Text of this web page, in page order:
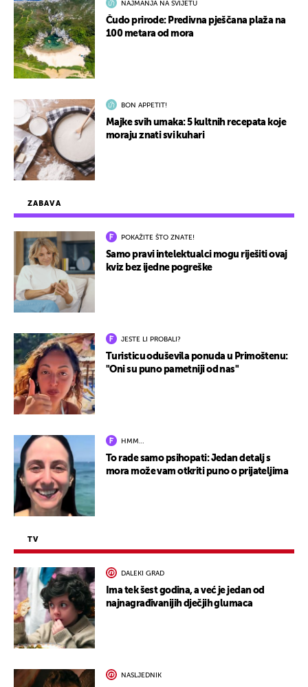
ZABAVA
POKAŽITE ŠTO ZNATE!
Samo pravi intelektualci mogu riješiti ovaj
kviz bez ijedne pogreške
JESTE LI PROBALI?
Turisticu oduševila ponuda u Primoštenu:
"Oni su puno pametniji od nas"
HMM…
To rade samo psihopati: Jedan detalj s
mora može vam otkriti puno o prijateljima
TV
DALEKI GRAD
Ima tek šest godina, a već je jedan od
najnagrađivanijih dječjih glumaca
NASLJEDNIK
NAJMANJA NA SVIJETU
Čudo prirode: Predivna pješčana plaža na
100 metara od mora
BON APPETIT!
Majke svih umaka: 5 kultnih recepata koje
moraju znati svi kuhari